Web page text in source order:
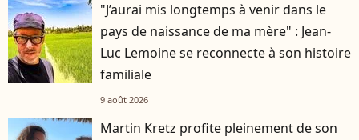
"J’aurai mis longtemps à venir dans le
pays de naissance de ma mère" : Jean-
Luc Lemoine se reconnecte à son histoire
familiale
9 août 2026
Martin Kretz profite pleinement de son